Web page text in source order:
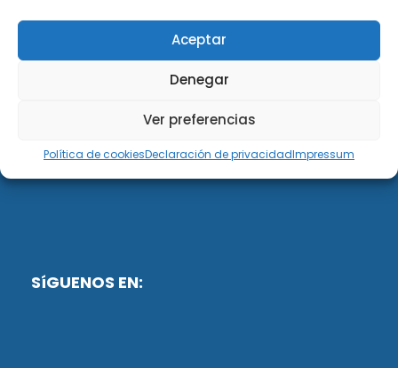
Aceptar
Denegar
Ver preferencias
Política de cookiesDeclaración de privacidadImpressum
DiG Abogados es un despacho de abogados
multidisciplinar especializado en las materias de
fiscalidad y mercantil. Llevamos más de 50 años al
SíGUENOS EN: